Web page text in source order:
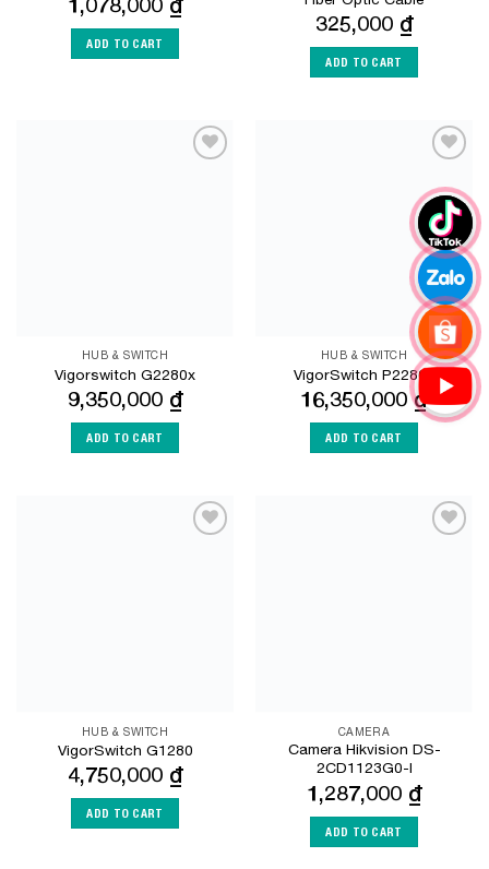
ADD TO CART
325,000 ₫
ADD TO CART
HUB & SWITCH
Vigorswitch G2280x
9,350,000 ₫
ADD TO CART
Wishlist
HUB & SWITCH
VigorSwitch P2280x
16,350,000₫
ADD TO CART
HUB & SWITCH
VigorSwitch G1280
4,750,000 ₫
ADD TO CART
CAMERA
Camera Hikvision DS-
2CD1123G0-I
1,287,000 ₫
ADD TO CART